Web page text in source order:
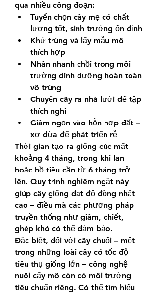
qua nhiều công đoạn:
Tuyển chọn cây mẹ có chất
lượng tốt, sinh trưởng ổn định
Khử trùng và lấy mẫu mô
thích hợp
Nhân nhanh chồi trong môi
trường dinh dưỡng hoàn toàn
vô trùng
Chuyển cây ra nhà lưới để tập
thích nghi
Giâm ngọn vào hỗn hợp đất –
xơ dừa để phát triển rễ
Thời gian tạo ra giống cúc mất
khoảng 4 tháng, trong khi lan
hoặc hồ tiêu cần từ 6 tháng trở
lên. Quy trình nghiêm ngặt này
giúp cây giống đạt độ đồng nhất
cao – điều mà các phương pháp
truyền thống như giâm, chiết,
ghép khó có thể đảm bảo.
Đặc biệt, đối với cây chuối – một
trong những loài cây có tốc độ
tiêu thụ giống lớn – công nghệ
nuôi cấy mô còn có môi trường
tiêu chuẩn riêng. Có thể tìm hiểu